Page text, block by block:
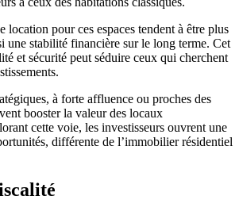
location pour ces espaces tendent à être plus
une stabilité financière sur le long terme. Cet
et sécurité peut séduire ceux qui cherchent
à forte affluence ou proches des
booster la valeur des locaux
cette voie, les investisseurs ouvrent une
différente de l’immobilier résidentiel